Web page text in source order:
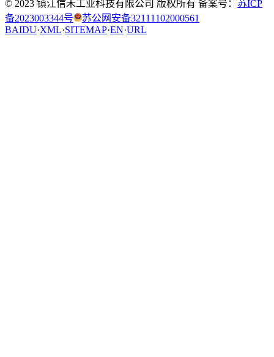
© 2023 镇江信禾工业科技有限公司 版权所有 备案号： 苏ICP
备2023003344号
苏公网安备32111102000561
BAIDU·XML·SITEMAP·EN·URL